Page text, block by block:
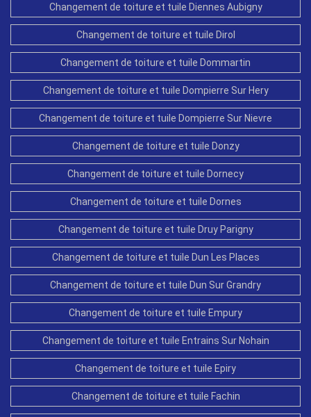
Changement de toiture et tuile Diennes Aubigny
Changement de toiture et tuile Dirol
Changement de toiture et tuile Dommartin
Changement de toiture et tuile Dompierre Sur Hery
Changement de toiture et tuile Dompierre Sur Nievre
Changement de toiture et tuile Donzy
Changement de toiture et tuile Dornecy
Changement de toiture et tuile Dornes
Changement de toiture et tuile Druy Parigny
Changement de toiture et tuile Dun Les Places
Changement de toiture et tuile Dun Sur Grandry
Changement de toiture et tuile Empury
Changement de toiture et tuile Entrains Sur Nohain
Changement de toiture et tuile Epiry
Changement de toiture et tuile Fachin